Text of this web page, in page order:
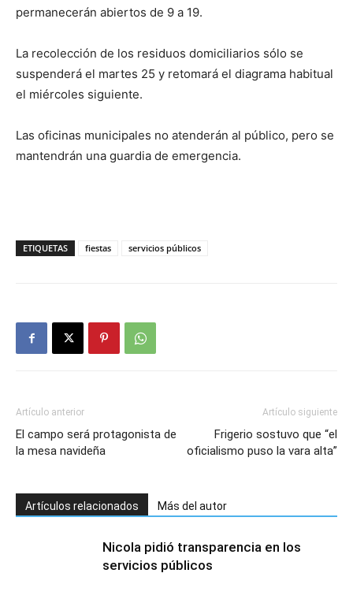
permanecerán abiertos de 9 a 19.
La recolección de los residuos domiciliarios sólo se
suspenderá el martes 25 y retomará el diagrama habitual
el miércoles siguiente.
Las oficinas municipales no atenderán al público, pero se
mantendrán una guardia de emergencia.
ETIQUETAS fiestas servicios públicos
Artículo anterior
El campo será protagonista de
la mesa navideña
Artículo siguiente
Frigerio sostuvo que “el
oficialismo puso la vara alta”
Artículos relacionados Más del autor
Nicola pidió transparencia en los
servicios públicos